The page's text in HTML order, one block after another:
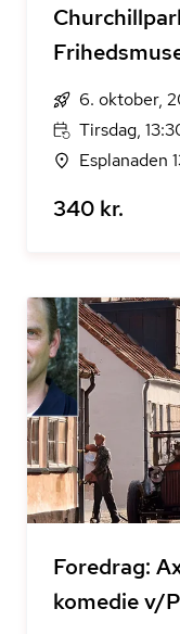
6. oktober,
Tirsdag,
Esplanaden
340 kr.
Foredrag:
komedie v/